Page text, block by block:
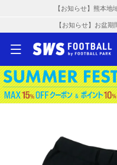
【お知らせ】熊本
【お知らせ】お盆